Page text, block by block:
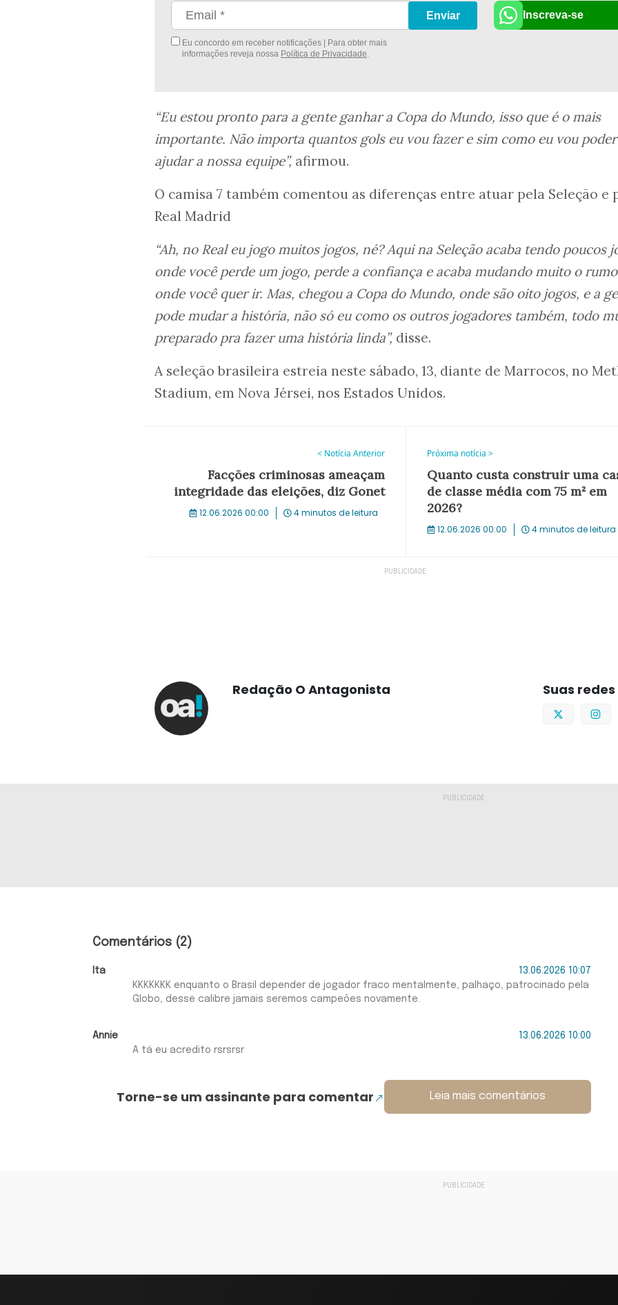
Eu concordo em receber notificações | Para obter mais
informações reveja nossa Política de Privacidade.
Enviar Inscreva-se
“Eu estou pronto para a gente ganhar a Copa do Mundo, isso que é o mais
importante. Não importa quantos gols eu vou fazer e sim como eu vou poder
ajudar a nossa equipe”, afirmou.
O camisa 7 também comentou as diferenças entre atuar pela Seleção e
Real Madrid
“Ah, no Real eu jogo muitos jogos, né? Aqui na Seleção acaba tendo poucos
onde você perde um jogo, perde a confiança e acaba mudando muito o
onde você quer ir. Mas, chegou a Copa do Mundo, onde são oito jogos, e a
pode mudar a história, não só eu como os outros jogadores também, todo
preparado pra fazer uma história linda”, disse.
A seleção brasileira estreia neste sábado, 13, diante de Marrocos, no
Stadium, em Nova Jérsei, nos Estados Unidos.
< Notícia Anterior
Facções criminosas ameaçam
integridade das eleições, diz Gonet
12.06.2026 00:00 4 minutos de leitura
Próxima notícia >
Quanto custa construir uma
de classe média com 75 m² em
2026?
12.06.2026 00:00 4 minutos de leitura
Redação O Antagonista Suas redes
Twitter
Comentários (2)
Ita
13.06.2026 10:07
KKKKKKK enquanto o Brasil depender de jogador fraco mentalmente, palhaço, patrocinado pela
Globo, desse calibre jamais seremos campeões novamente.
Annie
13.06.2026 10:00
A tá eu acredito rsrsrsr
Torne-se um assinante para comentar Leia mais comentários